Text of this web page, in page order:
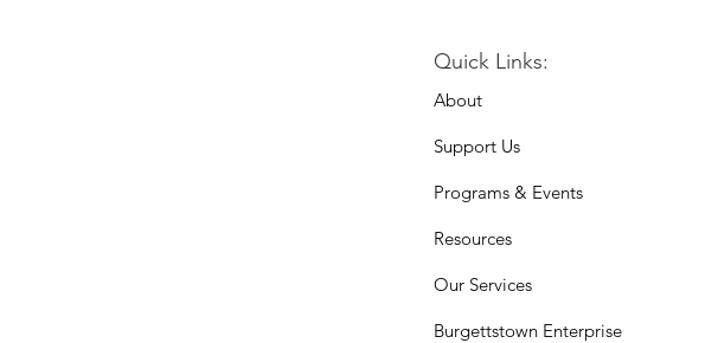
Quick Links:
About
Support Us
Programs & Events
Resources
Our Services
Burgettstown Enterprise